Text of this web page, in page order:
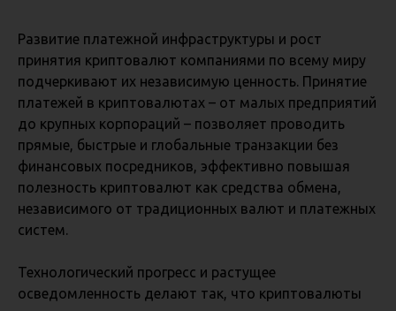
Развитие платежной инфраструктуры и рост
принятия криптовалют компаниями по всему миру
подчеркивают их независимую ценность. Принятие
платежей в криптовалютах – от малых предприятий
до крупных корпораций – позволяет проводить
прямые, быстрые и глобальные транзакции без
финансовых посредников, эффективно повышая
полезность криптовалют как средства обмена,
независимого от традиционных валют и платежных
систем.
Технологический прогресс и растущее
осведомленность делают так, что криптовалюты